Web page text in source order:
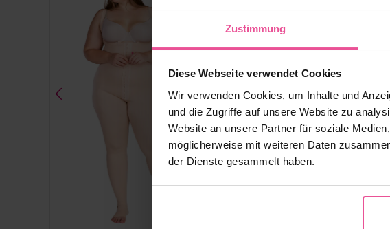
Zustimmung
Diese Webseite verwendet Cookies
Wir verwenden Cookies, um Inhalte und
und die Zugriffe auf unsere Website zu
Website an unsere Partner für soziale
möglicherweise mit weiteren Daten
der Dienste gesammelt haben.